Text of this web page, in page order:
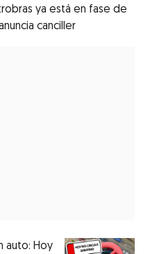
ya está en fase de
canciller
auto: Hoy